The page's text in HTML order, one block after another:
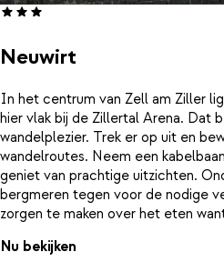
Neuwirt
In het centrum van Zell am Ziller
hier vlak bij de Zillertal Arena. Dat
wandelplezier. Trek er op uit en
wandelroutes. Neem een
geniet van prachtige uitzichten.
bergmeren tegen voor de nodige
zorgen te maken over het eten
Neuwirt verblijf je op basis van
uitgebreide ontbijt ook een heerlijk
Nu bekijken